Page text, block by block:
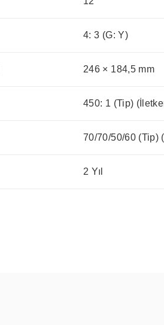
4: 3 (G: Y)
246 × 184,5 mm
450: 1 (Tip)
70/70/50/60 (Tip)
2 Yıl